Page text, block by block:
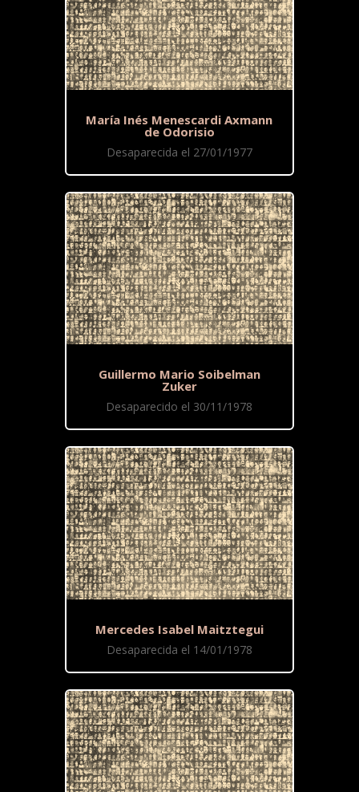
María Inés Menescardi Axmann
de Odorisio
Desaparecida el 27/01/1977
Guillermo Mario Soibelman
Zuker
Desaparecido el 30/11/1978
Mercedes Isabel Maitztegui
Desaparecida el 14/01/1978